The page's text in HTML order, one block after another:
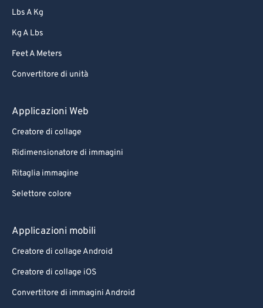
Lbs A Kg
Kg A Lbs
Feet A Meters
Convertitore di unità
Applicazioni Web
Creatore di collage
Ridimensionatore di immagini
Ritaglia immagine
Selettore colore
Applicazioni mobili
Creatore di collage Android
Creatore di collage iOS
Convertitore di immagini Android